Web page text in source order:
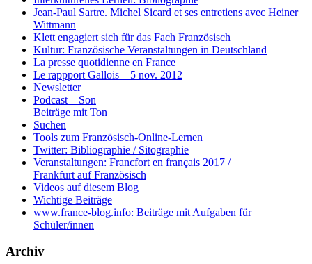
Jean-Paul Sartre. Michel Sicard et ses entretiens avec Heiner
Wittmann
Klett engagiert sich für das Fach Französisch
Kultur: Französische Veranstaltungen in Deutschland
La presse quotidienne en France
Le rappport Gallois – 5 nov. 2012
Newsletter
Podcast – Son
Beiträge mit Ton
Suchen
Tools zum Französisch-Online-Lernen
Twitter: Bibliographie / Sitographie
Veranstaltungen: Francfort en français 2017 /
Frankfurt auf Französisch
Videos auf diesem Blog
Wichtige Beiträge
www.france-blog.info: Beiträge mit Aufgaben für
Schüler/innen
Archiv